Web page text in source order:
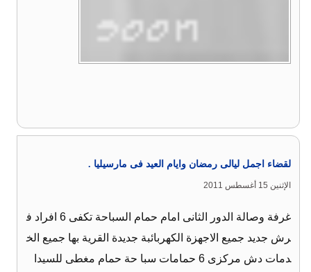
لقضاء اجمل ليالى رمضان وايام العيد فى مارسيليا .
الإثنين 15 أغسطس 2011
غرفة وصالة الدور الثانى امام حمام السباحة تكفى 6 افراد ف
رش جديد جميع الاجهزة الكهربائبة جديدة القرية بها جميع الخ
دمات دش مركزى 6 حمامات سبا حة حمام مغطى للسيدا